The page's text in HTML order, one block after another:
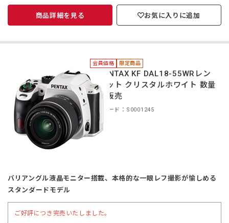
商品詳細を見る お気に入りに追加
会員価格 限定商品
＊PENTAX KF DAL18-55WRレン
ズキット クリスタルホワイト 数量
限定販売
商品コード：S0001245
バリアングル液晶モニター搭載、本格的な一眼レフ撮影が愉しめる
スタンダードモデル
ご好評につき完売いたしました。